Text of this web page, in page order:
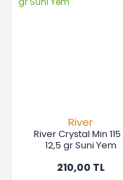
River
River Crystal Min 115
12,5 gr Suni Yem
210,00 TL